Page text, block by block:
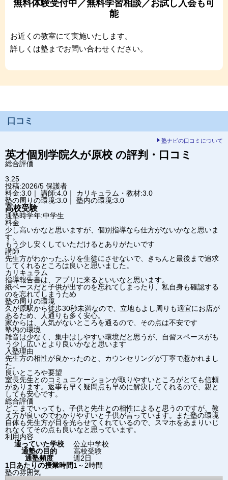
無料体験受付中／無料学習相談／お試し入会も可
能
お近くの教室にて実施いたします。
詳しくは塾までお問い合わせください。
口コミ
塾ナビの口コミについて
英才個別学院久が原校 の評判・口コミ
総合評価
3.25
投稿:2026/5 保護者
料金:3.0｜ 講師:4.0｜ カリキュラム・教材:3.0
塾の周りの環境:3.0｜ 塾内の環境:3.0
高校受験
通塾時学年:中学生
料金
少し高いかなと思いますが、個別指導なら仕方がないかなと思いま
す。
もう少し安くしていただけるとありがたいです
講師
先生方がわかったふりを生徒にさせないで、きちんと最後まで追求
してくれるところは良いと思いました。
カリキュラム
指導報告書は、アプリに来るといいなと思います。
紙ベースだと子供が出すのを忘れてしまったり、私自身も確認する
のを忘れてしまうため
塾の周りの環境
久が原駅から徒歩30秒未満なので、立地もよし周りも適宜にお店が
あるため、人通りも多く安心。
家からは、人気がないところを通るので、その点は不安です
塾内の環境
雑音は少なく、集中はしやすい環境だと思うが、自習スペースがも
う少し広いとより良いかなと思います
入塾理由
先生方の相性が良かったのと、カウンセリングが丁寧で惹かれまし
た。
良いところや要望
室長先生とのコミュニケーションが取りやすいところがとても信頼
があります。返事も早く疑問点も早めに解決してくれるので、親と
しても安心です。
総合評価
どこまでいっても、子供と先生との相性によると思うのですが、教
え方が良いのでわかりやすいと子供が言っています。また塾の環境
自体も先生方が目を光らせてくれているので、スマホをあまりいじ
れなくてその点も良いなと思っています。
利用内容
通っていた学校
公立中学校
通塾の目的
高校受験
通塾頻度
週2日
1日あたりの授業時間1～2時間
塾の雰囲気